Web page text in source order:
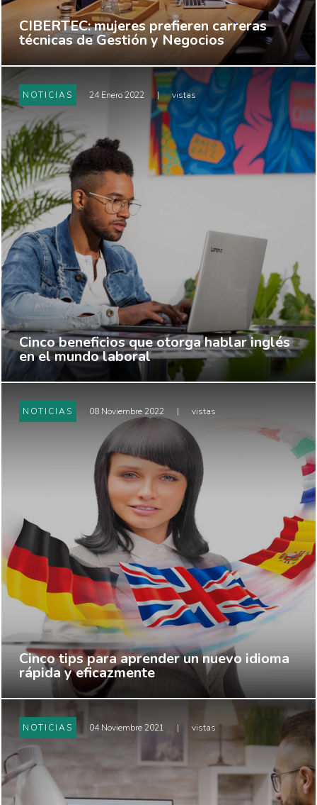
CIBERTEC: mujeres prefieren carreras
técnicas de Gestión y Negocios
NOTICIAS 24 Enero 2022 | vistas
Cinco beneficios que otorga hablar inglés
en el mundo laboral
NOTICIAS 08 Noviembre 2022 | vistas
Cinco tips para aprender un nuevo idioma
rápida y eficazmente
NOTICIAS 04 Noviembre 2021 | vistas